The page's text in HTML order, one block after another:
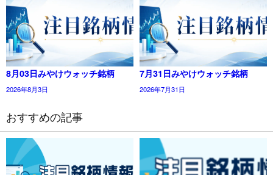
8月03日みやけウォッチ銘柄
2026年8月3日
7月31日みやけウォッチ銘柄
2026年7月31日
おすすめの記事